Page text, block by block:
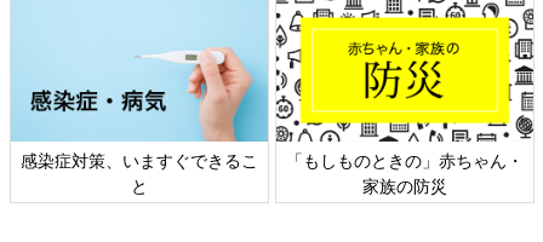
感染症対策、いますぐできるこ
と
「もしものときの」赤ちゃん・
家族の防災